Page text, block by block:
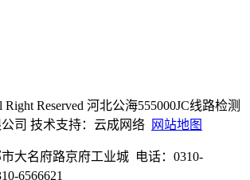
Reserved 河北公海555000JC线路检测
司 技术支持：云成网络
网站地图
大名府路京府工业城 电话：0310-
6566621